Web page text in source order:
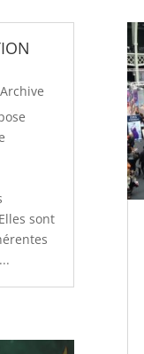
Archive
sont